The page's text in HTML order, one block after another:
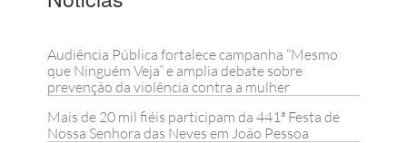
Audiência Pública fortalece campanha “Mesmo
que Ninguém Veja” e amplia debate sobre
prevenção da violência contra a mulher
Mais de 20 mil fiéis participam da 441ª Festa de
Nossa Senhora das Neves em João Pessoa